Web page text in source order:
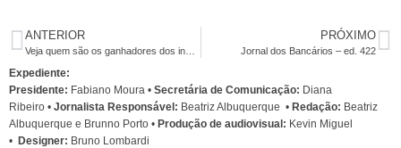
ANTERIOR PRÓXIMO
Jornal dos Bancários – ed. 422
Expediente:
Presidente: Fabiano Moura • Secretária de Comunicação: Diana
Ribeiro • Jornalista Responsável: Beatriz Albuquerque • Redação: Beatriz
Albuquerque e Brunno Porto • Produção de audiovisual: Kevin Miguel
• Designer: Bruno Lombardi